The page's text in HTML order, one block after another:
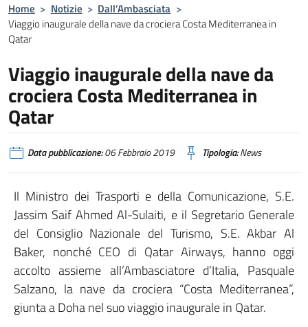
Home > Notizie > Dall’Ambasciata >
Viaggio inaugurale della nave da crociera Costa Mediterranea in
Qatar
Viaggio inaugurale della nave da
crociera Costa Mediterranea in
Qatar
Data pubblicazione:06 Febbraio 2019 Tipologia:News
Il Ministro dei Trasporti e della Comunicazione, S.E.
Jassim Saif Ahmed Al-Sulaiti, e il Segretario Generale
del Consiglio Nazionale del Turismo, S.E. Akbar Al
Baker, nonché CEO di Qatar Airways, hanno oggi
accolto assieme all’Ambasciatore d’Italia, Pasquale
Salzano, la nave da crociera “Costa Mediterranea”,
giunta a Doha nel suo viaggio inaugurale in Qatar.